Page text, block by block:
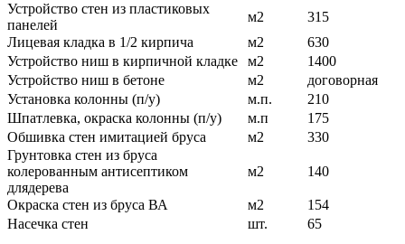
Устройство стен из пластиковых
панелей
м2
315
Лицевая кладка в 1/2 кирпича
м2
630
Устройство ниш в кирпичной кладке
м2
1400
Устройство ниш в бетоне
м2
договорная
Установка колонны (п/у)
м.п.
210
Шпатлевка, окраска колонны (п/у)
м.п
175
Обшивка стен имитацией бруса
м2
330
Грунтовка стен из бруса
колерованным антисептиком
длядерева
м2 140
Окраска стен из бруса ВА м2
154
Насечка стен
шт. 65